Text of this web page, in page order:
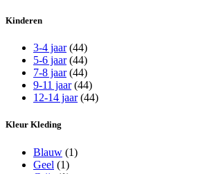
Kinderen
3-4 jaar (44)
5-6 jaar (44)
7-8 jaar (44)
9-11 jaar (44)
12-14 jaar (44)
Kleur Kleding
Blauw (1)
Geel (1)